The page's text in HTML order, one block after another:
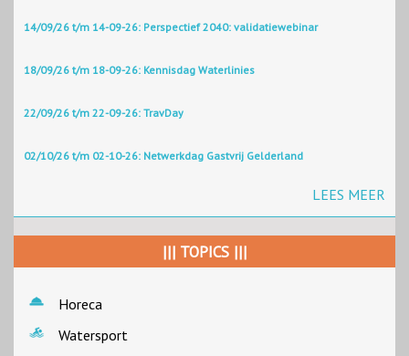
14/09/26 t/m 14-09-26: Perspectief 2040: validatiewebinar
18/09/26 t/m 18-09-26: Kennisdag Waterlinies
22/09/26 t/m 22-09-26: TravDay
02/10/26 t/m 02-10-26: Netwerkdag Gastvrij Gelderland
LEES MEER
||| TOPICS |||
Horeca
Watersport